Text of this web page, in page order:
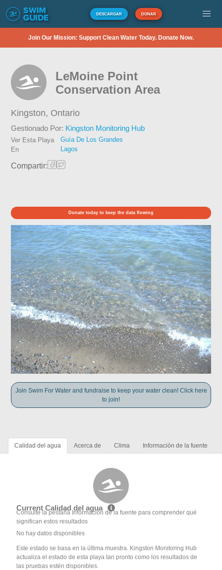
DESCARGAR DONAR
Join Our Mission: Support Clean Water Today. Donate Now.
LeMoine Point
Conservation Area
Kingston, Ontario
Gestionado Por: Kingston Monitoring Hub
Ver Esta Playa
En
Guía De Los Grandes
Lagos
Compartir:
Donate today to keep the data flowing
Join Swim For Water and fundraise to keep your water clean! Click here
to join!
Calidad del agua Acerca de Clima Información de la fuente
Current Calidad del agua
Consulte la pestaña Información de la fuente para comprender qué
significan estos resultados
No hay datos disponibles
Este estado se basa en la última muestra. Kingston Monitoring Hub
actualiza el estado de esta playa tan pronto como los resultados de
las pruebas estén disponibles.